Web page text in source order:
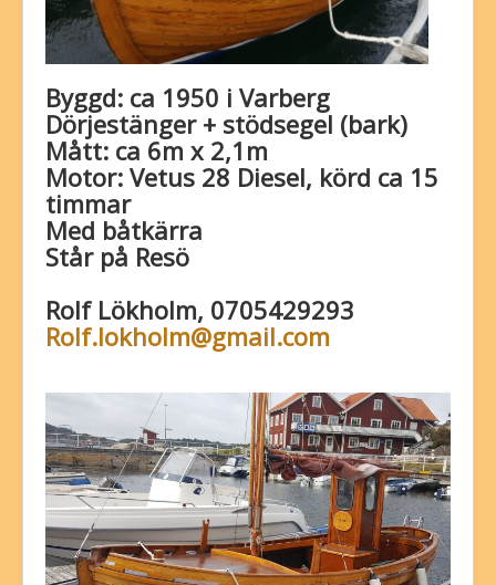
Byggd: ca 1950 i Varberg
Dörjestänger + stödsegel (bark)
Mått: ca 6m x 2,1m
Motor: Vetus 28 Diesel, körd ca 15
timmar
Med båtkärra
Står på Resö
Rolf Lökholm, 0705429293
Rolf.lokholm@gmail.com